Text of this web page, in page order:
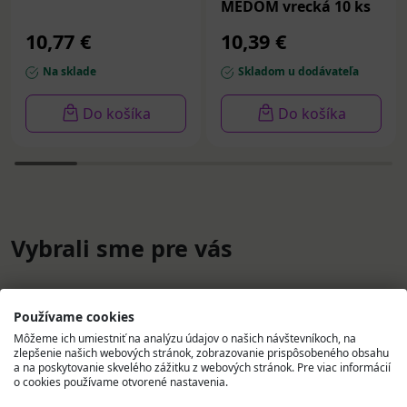
10,77 €
Na sklade
Do košíka
MEDOM vrecká 10 ks
10,39 €
Skladom u dodávateľa
Do košíka
Vybrali sme pre vás
Používame cookies
Môžeme ich umiestniť na analýzu údajov o našich návštevníkoch, na
zlepšenie našich webových stránok, zobrazovanie prispôsobeného obsahu
a na poskytovanie skvelého zážitku z webových stránok. Pre viac informácií
o cookies používame otvorené nastavenia.